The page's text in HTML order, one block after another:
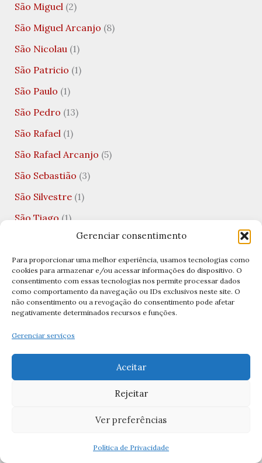
Gerenciar consentimento
Para proporcionar uma melhor experiência, usamos tecnologias como
cookies para armazenar e/ou acessar informações do dispositivo. O
consentimento com essas tecnologias nos permite processar dados
como comportamento da navegação ou IDs exclusivos neste site. O
não consentimento ou a revogação do consentimento pode afetar
negativamente determinados recursos e funções.
Gerenciar serviços
Aceitar
Rejeitar
Ver preferências
Política de Privacidade
São Miguel(2)
São Miguel Arcanjo (8)
São Nicolau(1)
São Patricio (1)
São Paulo (1)
São Pedro (13)
São Rafael(1)
São Rafael Arcanjo (5)
São Sebastião (3)
São Silvestre(1)
São Tiago (1)
(3)
Saúde Mental(1)
Semana Santa(14)
Semana Santa 2026(5)
Significados das Imagens(11)
Teologia da Prosperidade